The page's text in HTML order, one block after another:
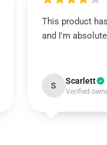
This product
and I'm
S Scarlett
Verified